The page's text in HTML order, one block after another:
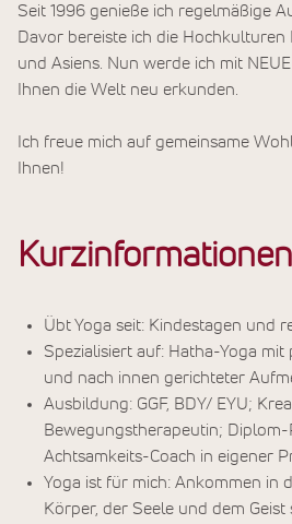
Seit 1996 genieße ich regelmäßige
Davor bereiste ich die Hochkulturen
und Asiens. Nun werde ich mit
Ihnen die Welt neu erkunden.
Ich freue mich auf gemeinsame
Ihnen!
Kurzinformationen
Übt Yoga seit: Kindestagen und
Spezialisiert auf: Hatha-Yoga
und nach innen gerichteter
Ausbildung: GGF, BDY/ EYU;
Bewegungstherapeutin; Diplom-
Achtsamkeits-Coach in eigener
Yoga ist für mich: Ankommen in
Körper, der Seele und dem